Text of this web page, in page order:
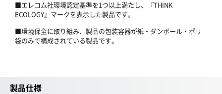
■エレコム社環境認定基準を1つ以上満たし、『THINK
ECOLOGY』マークを表示した製品です。
■環境保全に取り組み、製品の包装容器が紙・ダンボール・ポリ
袋のみで構成されている製品です。
製品仕様